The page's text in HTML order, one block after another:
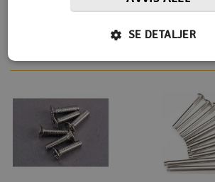
Flere såSE DETALJER